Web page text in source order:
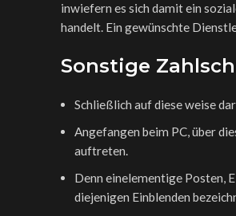
inwiefern es sich damit ein
handelt. Ein gewünschte
Sonstige
Schließlich auf diese weise
Angefangen beim PC, über
auftreten.
Denn einelementige Posten,
diejenigen Einblenden